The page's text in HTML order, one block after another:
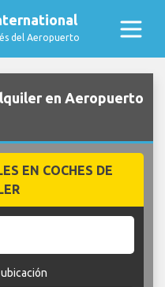
del Aeropuerto
en Aeropuerto
EN COCHES DE